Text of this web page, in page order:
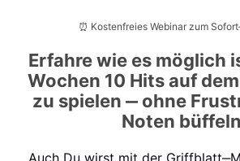
⏰ Kostenfreies Webinar zum
Erfahre wie es möglich
Wochen 10 Hits auf dem
zu spielen ‒ ohne
Noten büffeln
Auch Du wirst mit der Griffblatt‒